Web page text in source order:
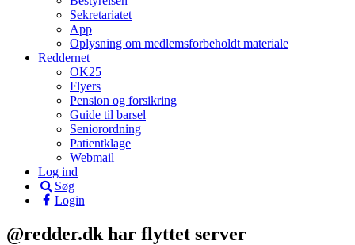
Sekretariatet
App
Oplysning om medlemsforbeholdt materiale
Reddernet
OK25
Flyers
Pension og forsikring
Guide til barsel
Seniorordning
Patientklage
Webmail
Log ind
Søg
Login
@redder.dk har flyttet server